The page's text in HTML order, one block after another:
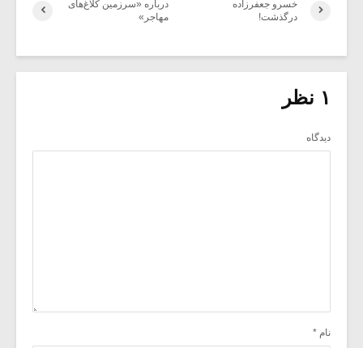
درباره «سرزمین کلاغ‌های
مهاجر»
خسرو جعفرزاده
درگذشت!
۱ نظر
دیدگاه
نام *